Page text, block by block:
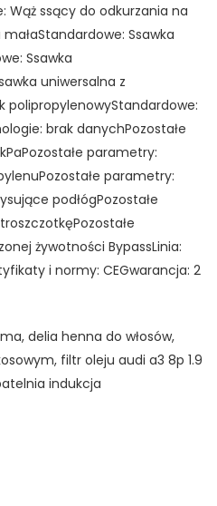
ssący do odkurzania na
Ssawka
Ssawka
uniwersalna z
polipropylenowyStandardowe:
brak danychPozostałe
parametry:
parametry:
podłógPozostałe
żywotności BypassLinia:
i normy: CEGwarancja: 2
delia henna do włosów,
filtr oleju audi a3 8p 1.9
indukcja